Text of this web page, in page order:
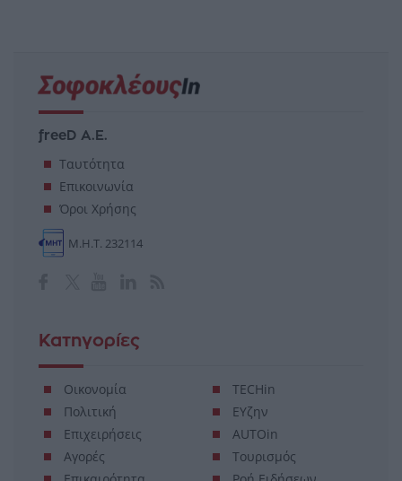
freeD Α.Ε.
Ταυτότητα
Επικοινωνία
Όροι Χρήσης
Μ.Η.Τ. 232114
Κατηγορίες
Οικονομία
Πολιτική
Επιχειρήσεις
Αγορές
TECHin
ΕΥζην
AUTOin
Τουρισμός